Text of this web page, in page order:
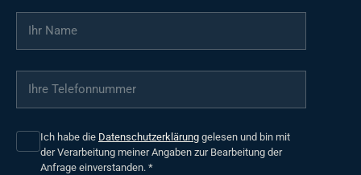
Ihr Name
Ihre Telefonnummer
Ich habe die Datenschutzerklärung gelesen und bin mit
der Verarbeitung meiner Angaben zur Bearbeitung der
Anfrage einverstanden. *